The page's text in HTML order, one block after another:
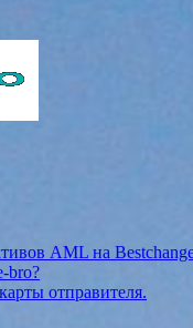
AML на
bro?
отправителя.